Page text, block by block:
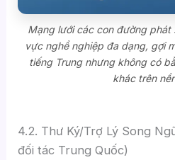
Mạng lưới các con đường phát
vực nghề nghiệp đa dạng, gợi
tiếng Trung nhưng không có
khác trên
4.2. Thư Ký/Trợ Lý Song
đối tác Trung Quốc)